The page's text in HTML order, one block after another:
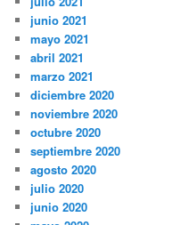
junio 2021
mayo 2021
abril 2021
marzo 2021
diciembre 2020
noviembre 2020
octubre 2020
septiembre 2020
agosto 2020
julio 2020
junio 2020